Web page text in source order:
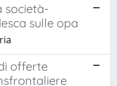
società-
sulle opa
offerte